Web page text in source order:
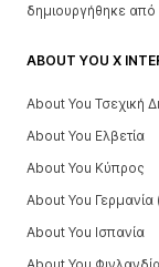
δημιουργήθηκε από
ABOUT YOU X
About You Τσεχική
About You Ελβετία
About You Κύπρος
About You Γερμανία
About You Ισπανία